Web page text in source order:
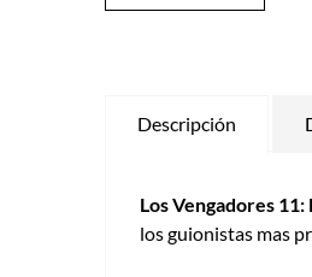
Descripción
Los Vengadores 11:
los guionistas mas